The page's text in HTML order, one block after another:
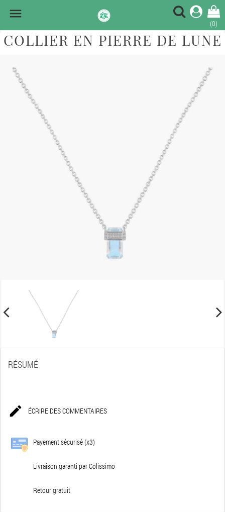

(0)
COLLIER EN PIERRE DE LUNE
RÉSUMÉ
 ÉCRIRE DES COMMENTAIRES
Payement sécurisé (x3)
Livraison garanti par Colissimo
Retour gratuit